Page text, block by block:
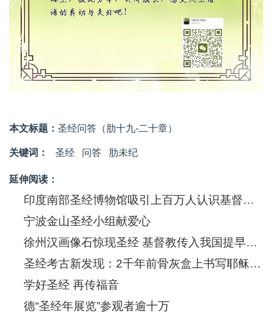
本文标题： 圣经问答（肋十九-二十章）
关键词： 圣经 问答 肋未纪
延伸阅读：
印度南部圣经博物馆吸引上百万人认识基督信息
宁波金山圣经小组献爱心
徐州汉画像石惊现圣经 基督教传入我国提早550年
圣经考古新发现：2千年前骨灰盒上书写耶稣(图)
学好圣经 再传福音
德“圣经年展览”参观者逾十万